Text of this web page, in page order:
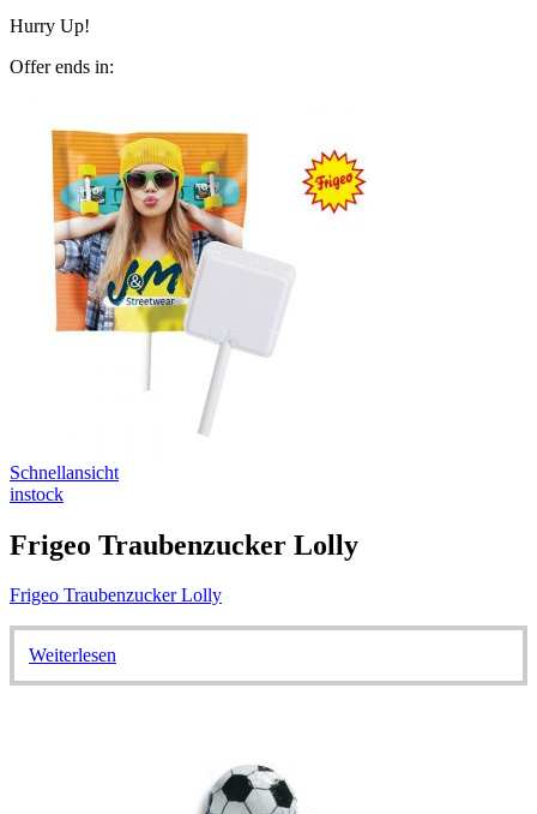
Hurry Up!
Offer ends in:
Schnellansicht
instock
Frigeo Traubenzucker Lolly
Frigeo Traubenzucker Lolly
Weiterlesen